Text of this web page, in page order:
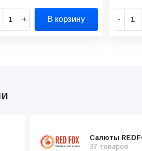
+ В корзину -
Салюты
37 товаров